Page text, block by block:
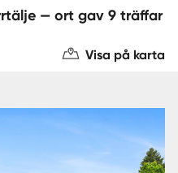
Norrtälje — ort gav 9 träffar
Visa på karta